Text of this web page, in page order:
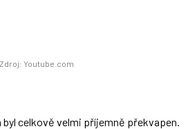
Zdroj: Youtube.com
byl celkově velmi příjemně překvapen.